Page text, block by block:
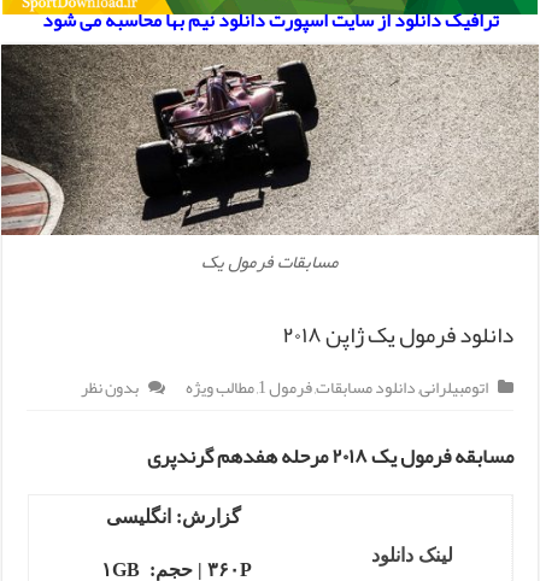
ترافیک دانلود از سایت اسپورت دانلود نیم بها محاسبه می شود
مسابقات فرمول یک
دانلود فرمول یک ژاپن ۲۰۱۸
اتومبیلرانی,دانلود مسابقات,فرمول 1 ,مطالب ویژه بدون نظر
مسابقه فرمول یک ۲۰۱۸ مرحله هفدهم گرندپری
لینک دانلود
گزارش: انگلیسی
۳۶۰P | حجم: ۱GB